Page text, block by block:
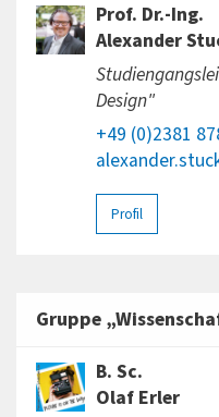
Prof. Dr.-Ing.
Alexander
Design"
+49 (0)2381
Profil
Gruppe
B. Sc.
Olaf Erler